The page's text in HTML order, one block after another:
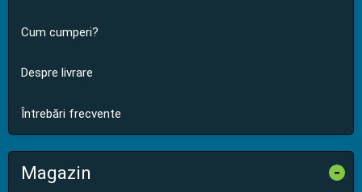
Cum cumperi?
Despre livrare
Întrebări frecvente
Magazin -